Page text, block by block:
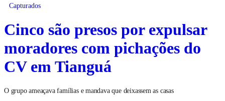
Capturados
Cinco são presos por expulsar
moradores com pichações do
CV em Tianguá
O grupo ameaçava famílias e mandava que deixassem as casas